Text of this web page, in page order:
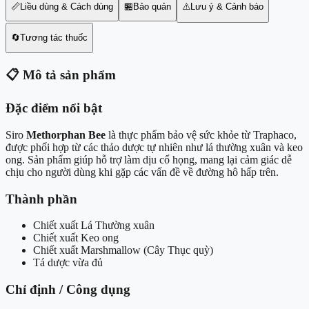
📏 Liều dùng & Cách dùng 🏪 Bảo quản ⚠️ Lưu ý & Cảnh báo
🔄Tương tác thuốc
📋 Mô tả sản phẩm
Đặc điểm nổi bật
Siro Methorphan Bee là thực phẩm bảo vệ sức khỏe từ Traphaco,
được phối hợp từ các thảo dược tự nhiên như lá thường xuân và keo
ong. Sản phẩm giúp hỗ trợ làm dịu cổ họng, mang lại cảm giác dễ
chịu cho người dùng khi gặp các vấn đề về đường hô hấp trên.
Thành phần
Chiết xuất Lá Thường xuân
Chiết xuất Keo ong
Chiết xuất Marshmallow (Cây Thục quỳ)
Tá dược vừa đủ
Chỉ định / Công dụng